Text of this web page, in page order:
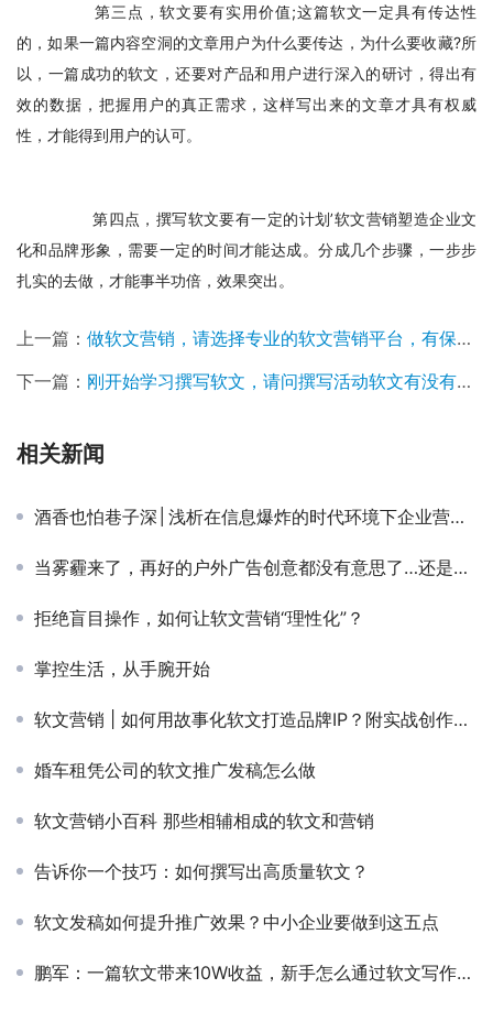
第三点，软文要有实用价值;这篇软文一定具有传达性
的，如果一篇内容空洞的文章用户为什么要传达，为什么要收藏?所
以，一篇成功的软文，还要对产品和用户进行深入的研讨，得出有
效的数据，把握用户的真正需求，这样写出来的文章才具有权威
性，才能得到用户的认可。
第四点，撰写软文要有一定的计划’软文营销塑造企业文
化和品牌形象，需要一定的时间才能达成。分成几个步骤，一步步
扎实的去做，才能事半功倍，效果突出。
上一篇： 做软文营销，请选择专业的软文营销平台，有保障。
下一篇： 刚开始学习撰写软文，请问撰写活动软文有没有妙招?
相关新闻
酒香也怕巷子深│浅析在信息爆炸的时代环境下企业营销推广
当雾霾来了，再好的户外广告创意都没有意思了…还是软文营销好！
拒绝盲目操作，如何让软文营销“理性化”？
掌控生活，从手腕开始
软文营销 | 如何用故事化软文打造品牌IP？附实战创作框架
婚车租凭公司的软文推广发稿怎么做
软文营销小百科 那些相辅相成的软文和营销
告诉你一个技巧：如何撰写出高质量软文？
软文发稿如何提升推广效果？中小企业要做到这五点
鹏军：一篇软文带来10W收益，新手怎么通过软文写作赚钱？